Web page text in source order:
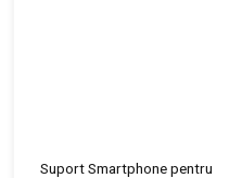
Suport Smartphone pentru